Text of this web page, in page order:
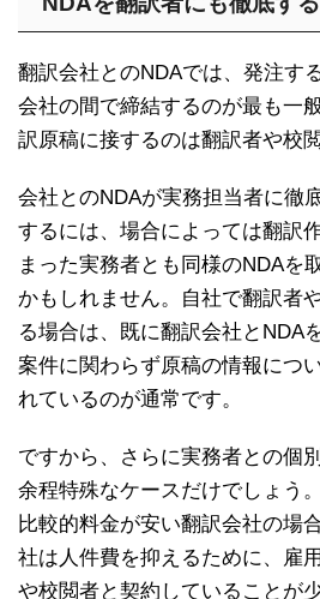
翻訳会社とのNDAでは、発注す
会社の間で締結するのが最も一
訳原稿に接するのは翻訳者や校閲
会社とのNDAが実務担当者に徹
するには、場合によっては翻訳
まった実務者とも同様のNDAを
かもしれません。自社で翻訳者
る場合は、既に翻訳会社とNDA
案件に関わらず原稿の情報につ
れているのが通常です。
ですから、さらに実務者との個
余程特殊なケースだけでしょう
比較的料金が安い翻訳会社の場
社は人件費を抑えるために、雇
や校閲者と契約していることが